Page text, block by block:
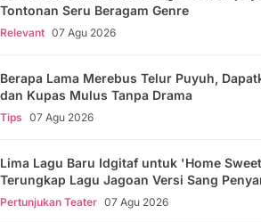
Tontonan Seru Beragam Genre
Relevant 07 Agu 2026
Berapa Lama Merebus Telur Puyuh,
dan Kupas Mulus Tanpa Drama
Tips 07 Agu 2026
Lima Lagu Baru Idgitaf untuk 'Home
Terungkap Lagu Jagoan Versi Sang
Pertunjukan Teater 07 Agu 2026